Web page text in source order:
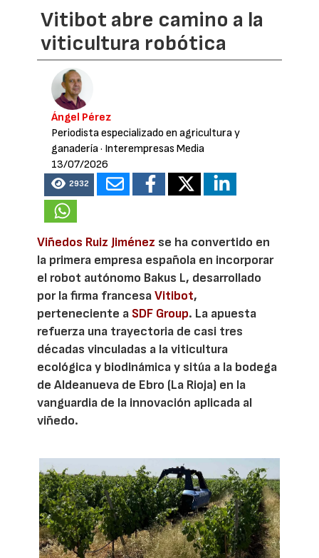
Vitibot abre camino a la
viticultura robótica
Ángel Pérez
Periodista especializado en agricultura y
ganadería· Interempresas Media
13/07/2026
2932
Viñedos Ruiz Jiménez se ha convertido en
la primera empresa española en incorporar
el robot autónomo Bakus L, desarrollado
por la firma francesaVitibot,
perteneciente a SDF Group. La apuesta
refuerza una trayectoria de casi tres
décadas vinculadas a la viticultura
ecológica y biodinámica y sitúa a la bodega
de Aldeanueva de Ebro (La Rioja) en la
vanguardia de la innovación aplicada al
viñedo.